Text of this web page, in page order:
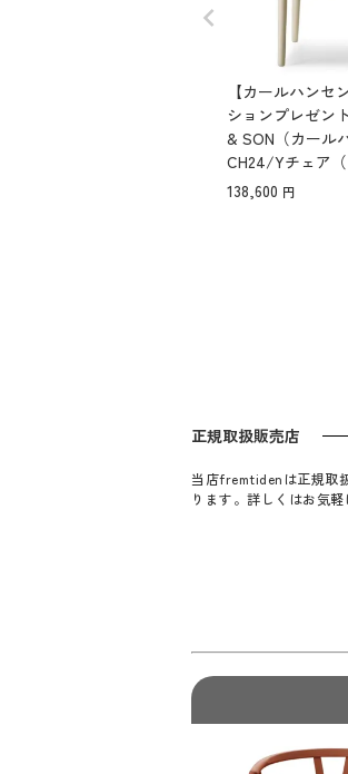
【カールハンセ
ションプレゼン
& SON（カール
CH24/Yチェア
ーチ材/SOFT by
138,600
正規取扱販売店
当店fremtidenは正規取
ります。詳しくはお気